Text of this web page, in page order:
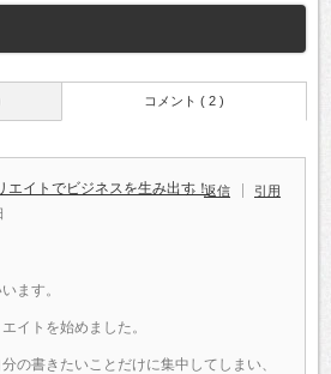
コメント ( 2 )
エイトでビジネスを生み出す！返信 引用
ます。
イトを始めました。
の書きたいことだけに集中してしまい、